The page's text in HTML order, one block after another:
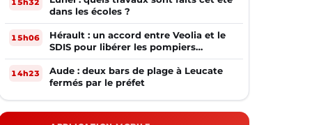
dans les écoles ?
15h06
Hérault : un accord entre Veolia et le
SDIS pour libérer les pompiers
volontaires
14h23
Aude : deux bars de plage à Leucate
fermés par le préfet